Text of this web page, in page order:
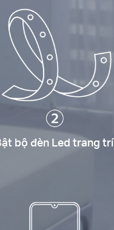
bộ đèn Led trang trí